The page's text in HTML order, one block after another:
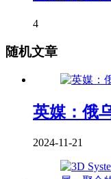
4
随机文章
英媒：俄
2024-11-21